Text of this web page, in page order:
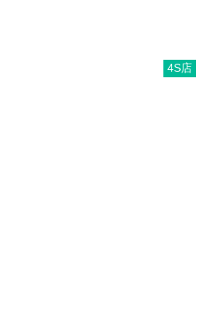
4S店